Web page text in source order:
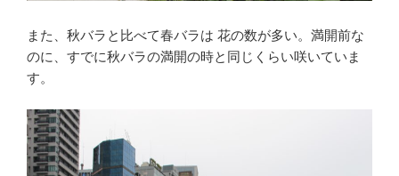
また、秋バラと比べて春バラは 花の数が多い。満開前な
のに、すでに秋バラの満開の時と同じくらい咲いていま
す。